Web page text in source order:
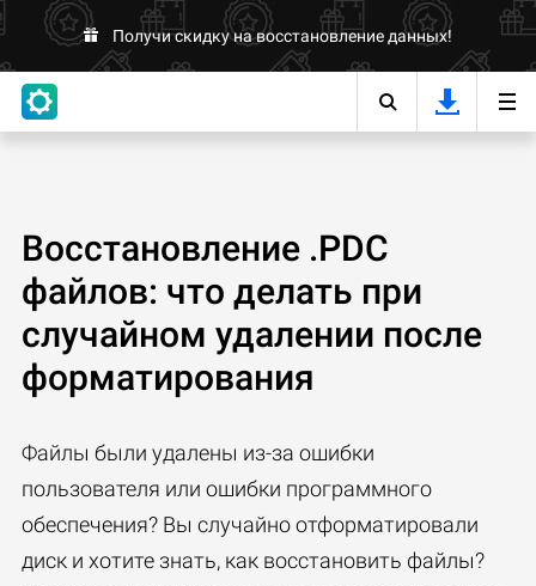
Получи скидку на восстановление данных!
Восстановление .PDC
файлов: что делать при
случайном удалении после
форматирования
Файлы были удалены из-за ошибки
пользователя или ошибки программного
обеспечения? Вы случайно отформатировали
диск и хотите знать, как восстановить файлы?